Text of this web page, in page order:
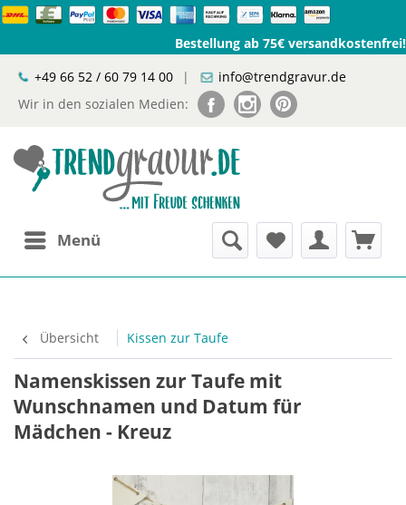
Bestellung ab 75€ versandkostenfrei!
+49 66 52 / 60 79 14 00
|
info@trendgravur.de
Wir in den sozialen Medien:
Menü
Übersicht Kissen zur Taufe
Namenskissen zur Taufe mit
Wunschnamen und Datum für
Mädchen - Kreuz